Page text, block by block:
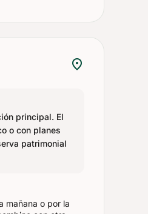
location_on
principal. El
o con planes
patrimonial
mañana o por la